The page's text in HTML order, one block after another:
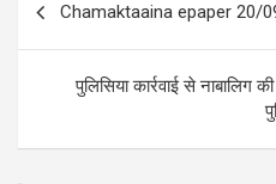
Chamaktaaina epaper 20/
पुलिसिया कार्रवाई से नाबालिग